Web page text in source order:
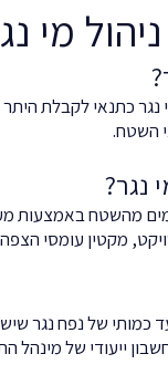
מי
נגר כתנאי לקבלת
השטח.
נגר?
מהשטח באמצעות
מקטין עומסי
חדשות יעד כמותי של
ייעודי של